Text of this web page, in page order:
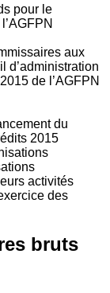
pour le
aux
d’administration
de l’AGFPN
du
2015
activités
des
bruts